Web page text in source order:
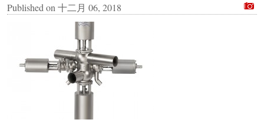
Published on 十二月 06, 2018